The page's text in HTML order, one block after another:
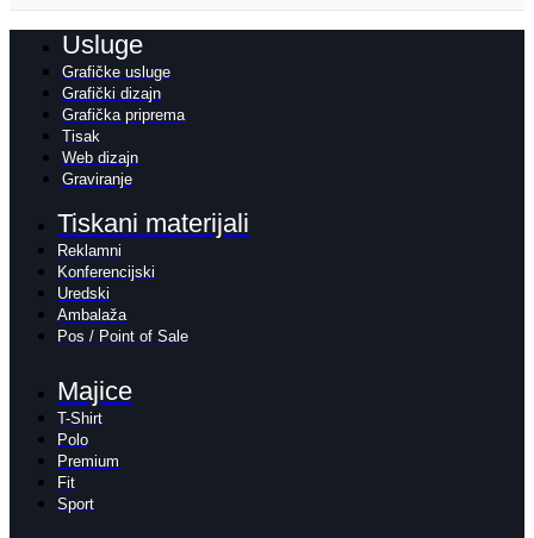
Usluge
Grafičke usluge
Grafički dizajn
Grafička priprema
Tisak
Web dizajn
Graviranje
Tiskani materijali
Reklamni
Konferencijski
Uredski
Ambalaža
Pos / Point of Sale
Majice
T-Shirt
Polo
Premium
Fit
Sport